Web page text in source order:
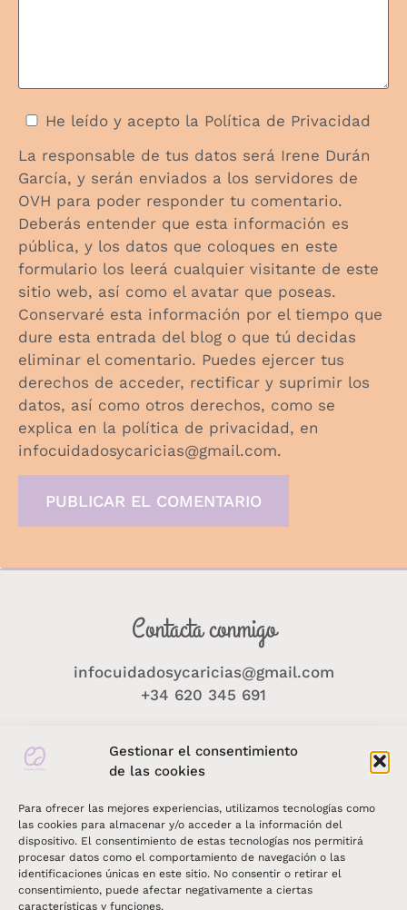
Gestionar el consentimiento
de las cookies
Para ofrecer las mejores experiencias, utilizamos tecnologías como
las cookies para almacenar y/o acceder a la información del
dispositivo. El consentimiento de estas tecnologías nos permitirá
procesar datos como el comportamiento de navegación o las
identificaciones únicas en este sitio. No consentir o retirar el
consentimiento, puede afectar negativamente a ciertas
características y funciones.
He leído y acepto la Política de Privacidad
La responsable de tus datos será Irene Durán
García, y serán enviados a los servidores de
OVH para poder responder tu comentario.
Deberás entender que esta información es
pública, y los datos que coloques en este
formulario los leerá cualquier visitante de este
sitio web, así como el avatar que poseas.
Conservaré esta información por el tiempo que
dure esta entrada del blog o que tú decidas
eliminar el comentario. Puedes ejercer tus
derechos de acceder, rectificar y suprimir los
datos, así como otros derechos, como se
explica en la política de privacidad, en
infocuidadosycaricias@gmail.com.
Contacta conmigo
infocuidadosycaricias@gmail.com
+34 620 345 691